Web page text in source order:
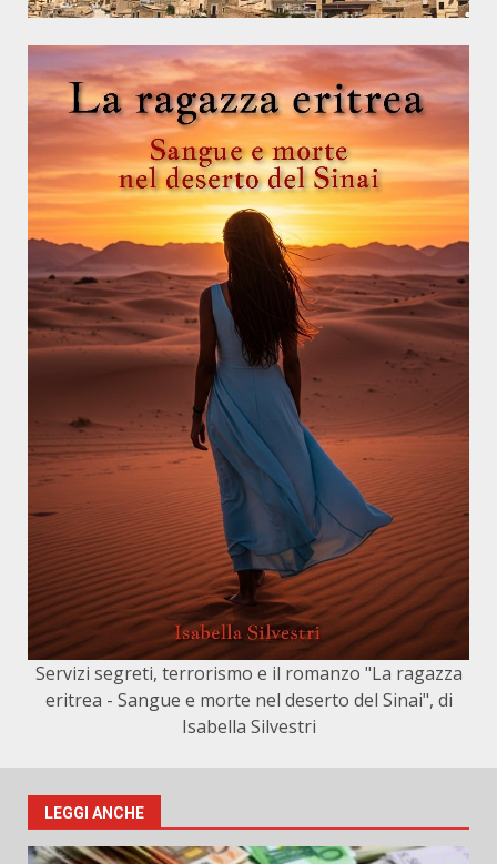
Servizi segreti, terrorismo e il romanzo "La ragazza
eritrea - Sangue e morte nel deserto del Sinai", di
Isabella Silvestri
LEGGI ANCHE